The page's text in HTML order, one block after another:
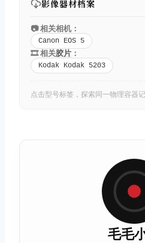
影像器材档案
📷 相关相机：
Canon EOS 5
🎞️ 相关胶片 ：
Kodak Kodak 5203
点击型号标签，探索同一物理容器
毛毛